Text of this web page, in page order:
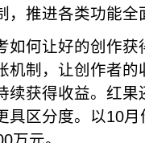
，推进各类功能全
如何让好的创作
机制，让创作者
续获得收益。红
具区分度。以10
万元。